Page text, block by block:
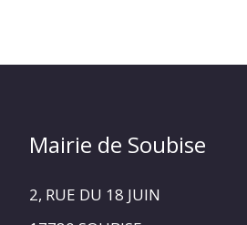
Mairie de Soubise
2, RUE DU 18 JUIN